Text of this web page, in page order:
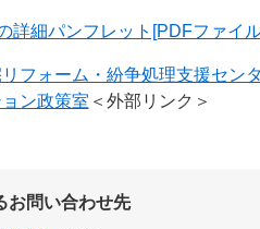
詳細パンフレット[PDFファイ
フォーム・紛争処理支援セン
ン政策室 ＜外部リンク＞
お問い合わせ先